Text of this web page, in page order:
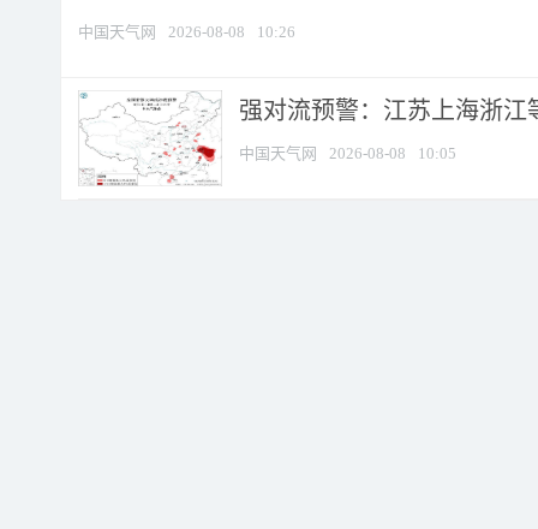
中国天气网 2026-08-08 10:26
强对流预警：江苏上海浙江
中国天气网 2026-08-08 10:05